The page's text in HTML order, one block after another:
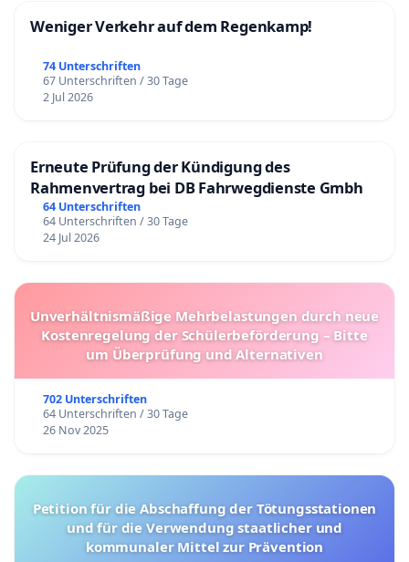
Weniger Verkehr auf dem Regenkamp!
74 Unterschriften
67 Unterschriften / 30 Tage
2 Jul 2026
Erneute Prüfung der Kündigung des
Rahmenvertrag bei DB Fahrwegdienste Gmbh
64 Unterschriften
64 Unterschriften / 30 Tage
24 Jul 2026
Unverhältnismäßige Mehrbelastungen durch neue
Kostenregelung der Schülerbeförderung – Bitte
um Überprüfung und Alternativen
702 Unterschriften
64 Unterschriften / 30 Tage
26 Nov 2025
Petition für die Abschaffung der Tötungsstationen
und für die Verwendung staatlicher und
kommunaler Mittel zur Prävention